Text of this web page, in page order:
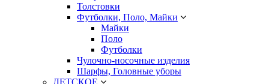
Толстовки
Футболки, Поло, Майки
Майки
Поло
Футболки
Чулочно-носочные изделия
Шарфы, Головные уборы
ДЕТСКОЕ